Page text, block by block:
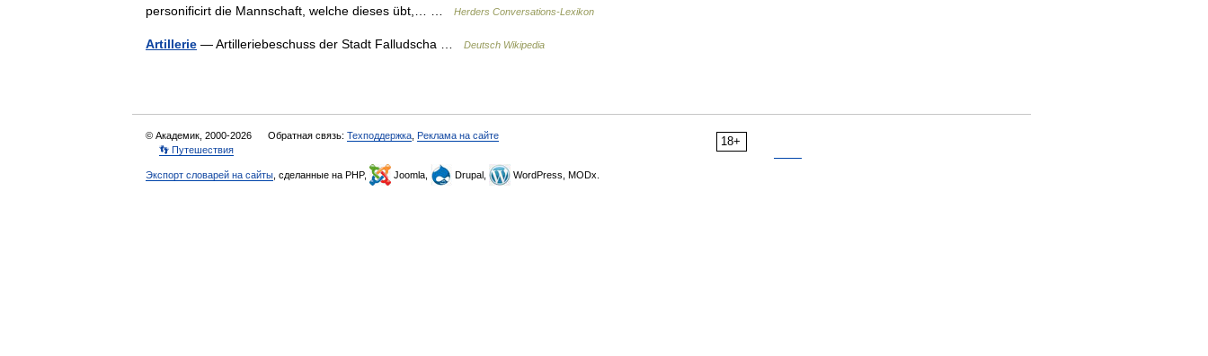
personificirt die Mannschaft, welche dieses übt,… …
Herders Conversations-Lexikon
Artillerie — Artilleriebeschuss der Stadt Falludscha … Deutsch Wikipedia
18+
© Академик, 2000-2026 Обратная связь: Техподдержка Реклама на сайте
👣 Путешествия
Экспорт словарей на сайты , сделанные на PHP, Joomla, Drupal, WordPress, MODx.